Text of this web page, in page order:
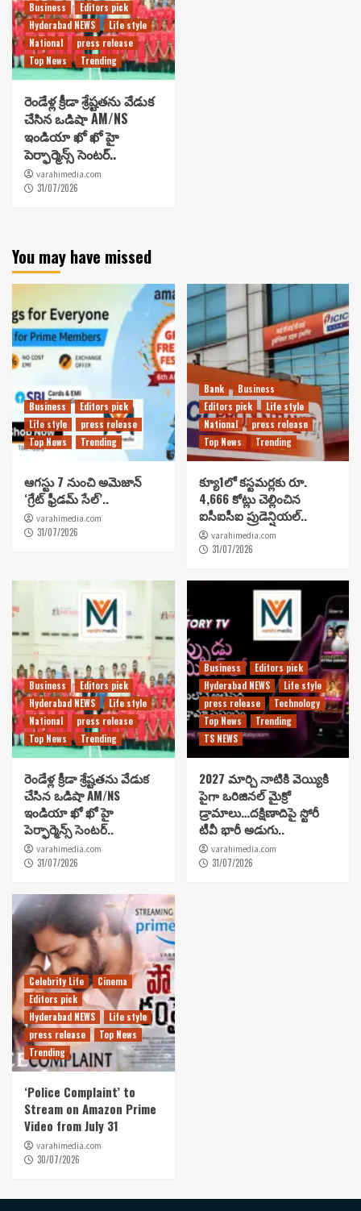
Business
Editors pick
Hyderabad NEWS
Life style
National
press release
Top News
Trending
రెండేళ్ల క్రీడా శ్రేష్టతను వేడుక
చేసిన ఒడిషా AM/NS
ఇండియా ఖో ఖో హై
పెర్ఫార్మెన్స్ సెంటర్..
varahimedia.com
31/07/2026
You may have missed
Business
Editors pick
Life style
press release
Top News
Trending
ఆగస్టు 7 నుంచి అమెజాన్
‘గ్రేట్ ఫ్రీడమ్ సేల్’..
varahimedia.com
31/07/2026
Bank
Business
Editors pick
Life style
National
press release
Top News
Trending
క్యూ1లో కస్టమర్లకు రూ.
4,666 కోట్లు చెల్లించిన
ఐసీఐసీఐ ప్రుడెన్షియల్..
varahimedia.com
31/07/2026
Business
Editors pick
Hyderabad NEWS
Life style
National
press release
Top News
Trending
రెండేళ్ల క్రీడా శ్రేష్టతను వేడుక
చేసిన ఒడిషా AM/NS
ఇండియా ఖో ఖో హై
పెర్ఫార్మెన్స్ సెంటర్..
varahimedia.com
31/07/2026
Business
Editors pick
Hyderabad NEWS
Life style
press release
Technology
Top News
Trending
TS NEWS
2027 మార్చి నాటికి వెయ్యికి
పైగా ఒరిజినల్ మైక్రో
డ్రామాలు…దక్షిణాదిపై స్టోరీ
టీవీ భారీ అడుగు..
varahimedia.com
31/07/2026
Celebrity Life
Cinema
Editors pick
Hyderabad NEWS
Life style
press release
Top News
Trending
‘Police Complaint’ to
Stream on Amazon Prime
Video from July 31
varahimedia.com
30/07/2026